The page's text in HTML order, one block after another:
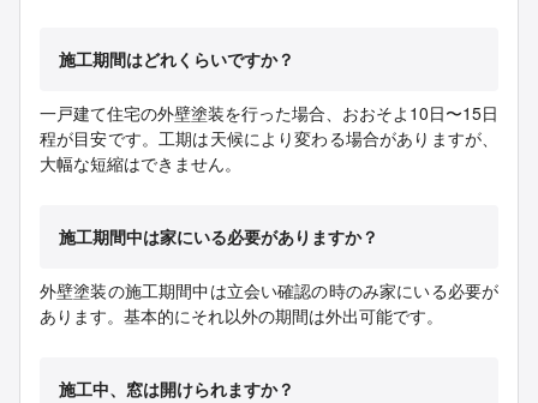
施工期間はどれくらいですか？
一戸建て住宅の外壁塗装を行った場合、おおそよ10日〜15日
程が目安です。工期は天候により変わる場合がありますが、
大幅な短縮はできません。
施工期間中は家にいる必要がありますか？
外壁塗装の施工期間中は立会い確認の時のみ家にいる必要が
あります。基本的にそれ以外の期間は外出可能です。
施工中、窓は開けられますか？